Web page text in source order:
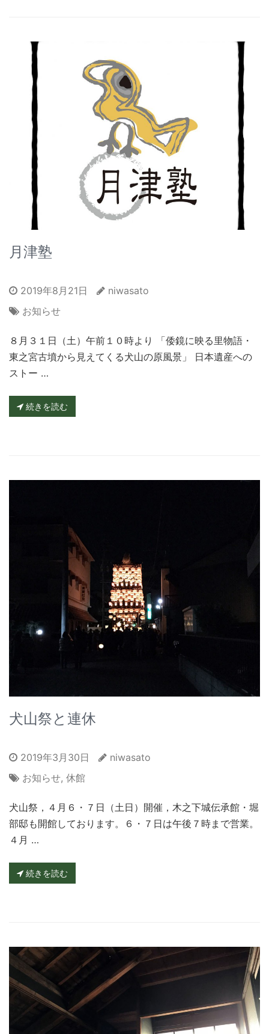
月津塾
2019年8月21日
niwasato
お知らせ
８月３１日（土）午前１０時より 「倭鏡に映る里物語・
東之宮古墳から見えてくる犬山の原風景」 日本遺産への
ストー …
続きを読む
犬山祭と連休
2019年3月30日
niwasato
お知らせ, 休館
犬山祭，４月６・７日（土日）開催，木之下城伝承館・堀
部邸も開館しております。６・７日は午後７時まで営業。
４月 …
続きを読む